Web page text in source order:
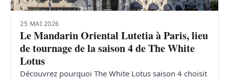
25 MAI 2026
Le Mandarin Oriental Lutetia à Paris, lieu
de tournage de la saison 4 de The White
Lotus
Découvrez pourquoi The White Lotus saison 4 choisit